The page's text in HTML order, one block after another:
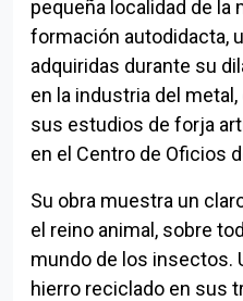
pequeña localidad de la
formación autodidacta,
adquiridas durante su
en la industria del
sus estudios de forja
en el Centro de Oficios
Su obra muestra un
el reino animal, sobre
mundo de los insectos.
hierro reciclado en sus